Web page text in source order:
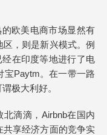
欧美电商市场显然有
，则是新兴模式。例
在印度等地进行了电
宝Paytm。在一带一路
极大利好。
滴滴，Airbnb在国内
享经济方面的竞争实